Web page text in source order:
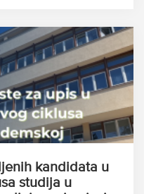
kandidata u
studija u